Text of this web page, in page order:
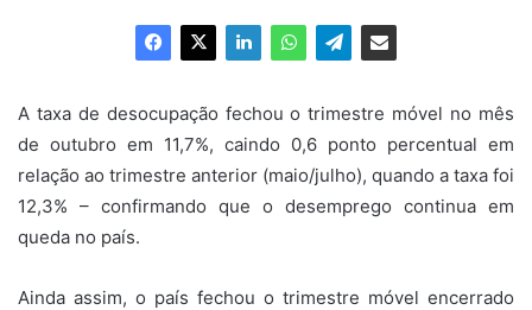
mail
A taxa de desocupação fechou o trimestre móvel no mês
de outubro em 11,7%, caindo 0,6 ponto percentual em
relação ao trimestre anterior (maio/julho), quando a taxa foi
12,3% – confirmando que o desemprego continua em
queda no país.
Ainda assim, o país fechou o trimestre móvel encerrado